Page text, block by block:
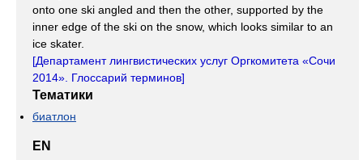
onto one ski angled and then the other, supported by the
inner edge of the ski on the snow, which looks similar to an
ice skater.
[Департамент лингвистических услуг Оргкомитета «Сочи
2014». Глоссарий терминов]
Тематики
биатлон
EN